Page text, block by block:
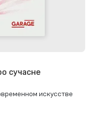
сучасне
искусстве